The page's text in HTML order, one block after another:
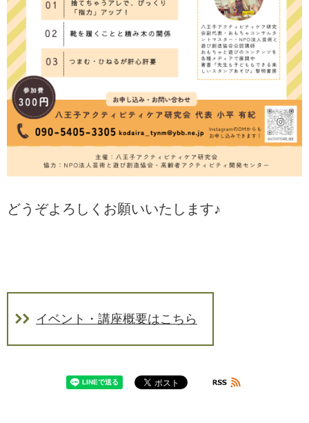
どうぞよろしくお願いいたします♪
イベント・講座概要はこちら